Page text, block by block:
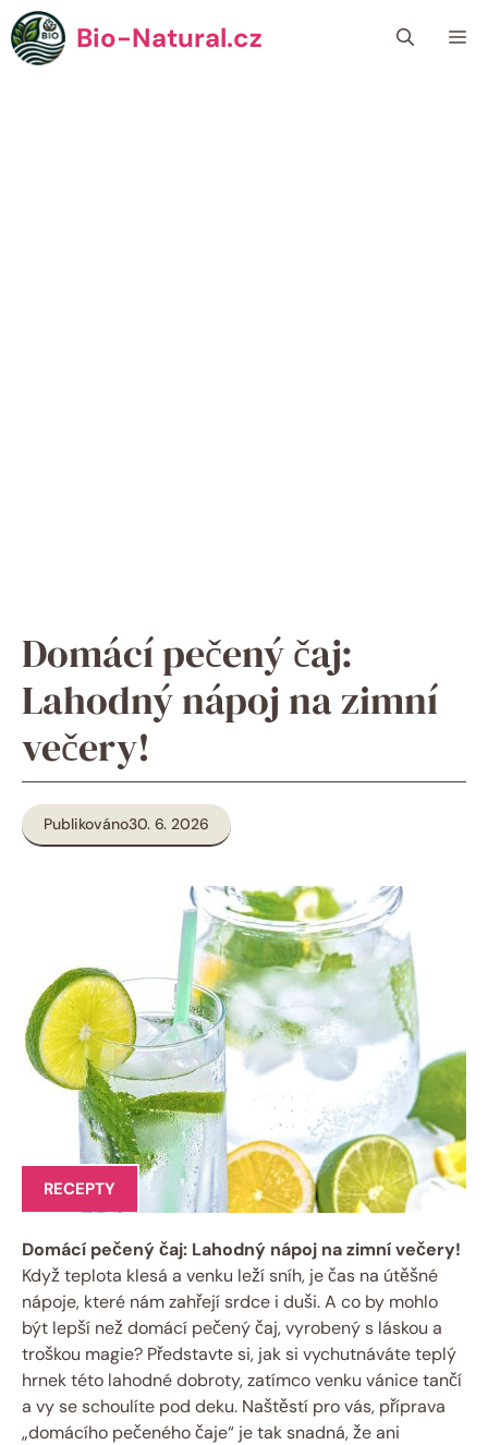
Přeskočit
na
obsah
Bio-Natural.cz
Domácí pečený čaj:
Lahodný nápoj na zimní
večery!
Publikováno30. 6. 2026
RECEPTY
Domácí pečený čaj: Lahodný nápoj na zimní večery!
Když teplota klesá a venku leží sníh, je čas na útěšné
nápoje, které nám zahřejí srdce i duši. A co by mohlo
být lepší než domácí pečený čaj, vyrobený s láskou a
troškou magie? Představte si, jak si vychutnáváte teplý
hrnek této lahodné dobroty, zatímco venku vánice tančí
a vy se schoulíte pod deku. Naštěstí pro vás, příprava
„domácího pečeného čaje“ je tak snadná, že ani